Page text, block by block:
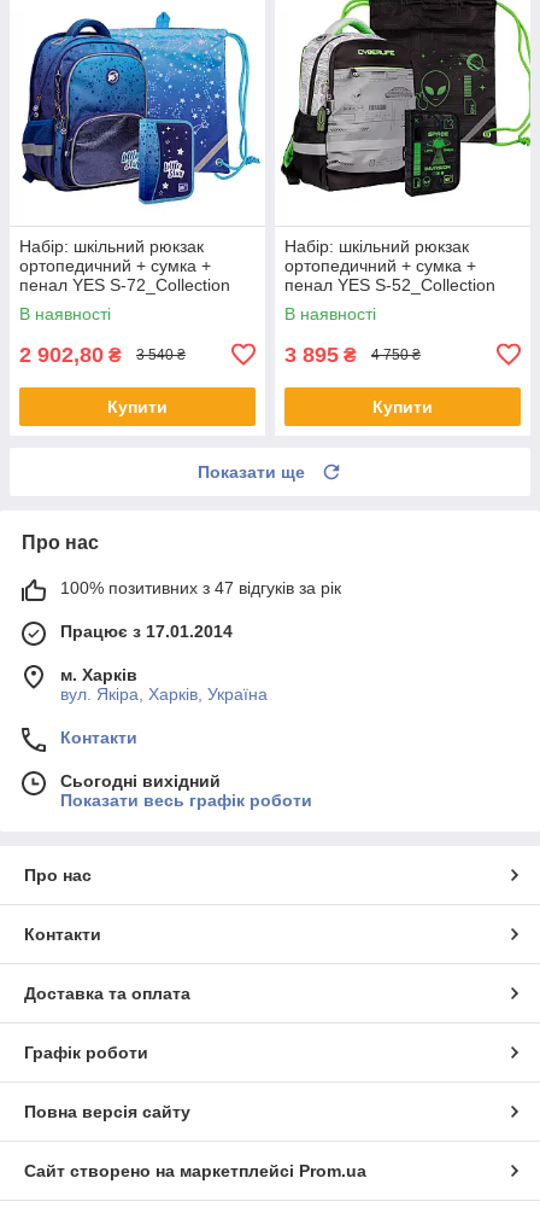
Набір: шкільний рюкзак
ортопедичний + сумка +
пенал YES S-72_Collection
Space Girl 559812
В наявності
2 902,80 ₴ 3 540 ₴
Купити
Набір: шкільний рюкзак
ортопедичний + сумка +
пенал YES S-52_Collection
Cyberlife 559805
В наявності
3 895 ₴ 4 750 ₴
Купити
Показати ще
Про нас
100% позитивних з 47 відгуків за рік
Працює з 17.01.2014
м. Харків
вул. Якіра, Харків, Україна
Контакти
Сьогодні вихідний
Показати весь графік роботи
Про нас
Контакти
Доставка та оплата
Графік роботи
Повна версія сайту
Сайт створено на маркетплейсі Prom.ua